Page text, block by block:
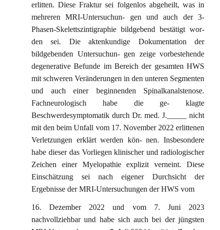
erlitten. Diese Fraktur sei folgenlos abgeheilt, was in
mehreren MRI-Untersuchun- gen und auch der 3-
Phasen-Skelettszintigraphie bildgebend bestätigt wor-
den sei. Die aktenkundige Dokumentation der
bildgebenden Untersuchun- gen zeige vorbestehende
degenerative Befunde im Bereich der gesamten HWS
mit schweren Veränderungen in den unteren Segmenten
und auch einer beginnenden Spinalkanalstenose.
Fachneurologisch habe die ge- klagte
Beschwerdesymptomatik durch Dr. med. J._____ nicht
mit den beim Unfall vom 17. November 2022 erlittenen
Verletzungen erklärt werden kön- nen. Insbesondere
habe dieser das Vorliegen klinischer und radiologischer
Zeichen einer Myelopathie explizit verneint. Diese
Einschätzung sei nach eigener Durchsicht der
Ergebnisse der MRI-Untersuchungen der HWS vom
16. Dezember 2022 und vom 7. Juni 2023
nachvollziehbar und habe sich auch bei der jüngsten